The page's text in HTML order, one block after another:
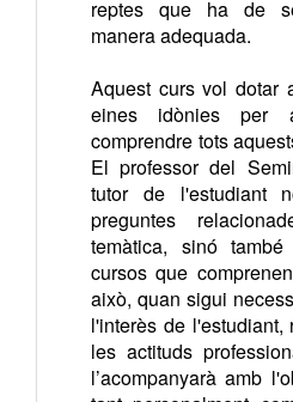
reptes que ha de
manera adequada.
Aquest curs vol dotar
eines idònies per
comprendre tots
El professor del
tutor de l'estudiant
preguntes
temàtica, sinó
cursos que
això, quan sigui
l'interès de l'estudiant,
les actituds
l’acompanyarà amb